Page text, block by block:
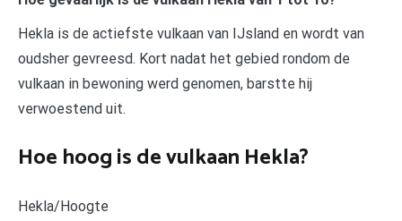
Hekla is de actiefste vulkaan van IJsland en wordt van
oudsher gevreesd. Kort nadat het gebied rondom de
vulkaan in bewoning werd genomen, barstte hij
verwoestend uit.
Hoe hoog is de vulkaan Hekla?
Hekla/Hoogte